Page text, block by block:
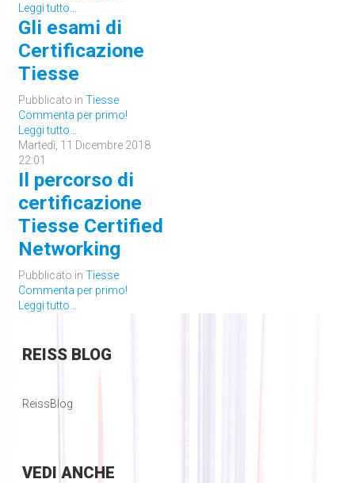
Leggi tutto...
Gli esami di
Certificazione
Tiesse
Pubblicato in Tiesse
Commenta per primo!
Leggi tutto...
Martedì, 11 Dicembre 2018
22:01
Il percorso di
certificazione
Tiesse Certified
Networking
Pubblicato in Tiesse
Commenta per primo!
Leggi tutto...
REISSBLOG
ReissBlog
VEDI ANCHE